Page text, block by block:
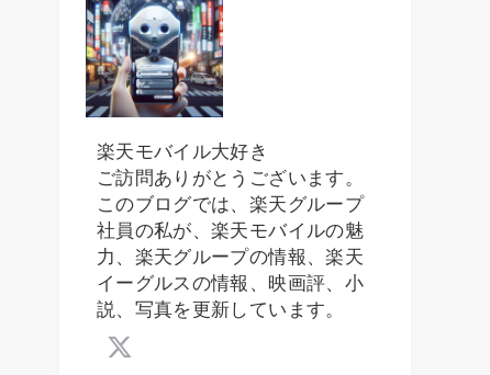
楽天モバイル大好き
ご訪問ありがとうございます。
このブログでは、楽天グループ
社員の私が、楽天モバイルの魅
力、楽天グループの情報、楽天
イーグルスの情報、映画評、小
説、写真を更新しています。